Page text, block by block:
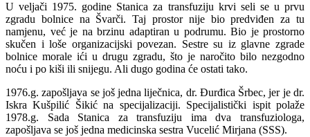
U veljači 1975. godine Stanica za transfuziju krvi seli se u prvu
zgradu bolnice na Švarči. Taj prostor nije bio predviđen za tu
namjenu, već je na brzinu adaptiran u podrumu. Bio je prostorno
skučen i loše organizacijski povezan. Sestre su iz glavne zgrade
bolnice morale ići u drugu zgradu, što je naročito bilo nezgodno
noću i po kiši ili snijegu. Ali dugo godina će ostati tako.
1976.g. zapošljava se još jedna liječnica, dr. Ðurđica Šrbec, jer je dr.
Iskra Kušpilić Šikić na specijalizaciji. Specijalistički ispit polaže
1978.g. Sada Stanica za transfuziju ima dva transfuziologa,
zapošljava se još jedna medicinska sestra Vucelić Mirjana (SSS).